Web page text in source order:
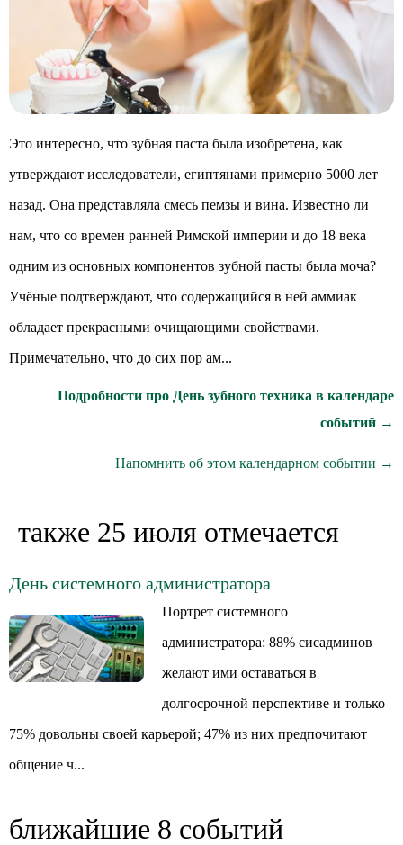
Это интересно, что зубная паста была изобретена, как
утверждают исследователи, египтянами примерно 5000 лет
назад. Она представляла смесь пемзы и вина. Известно ли
нам, что со времен ранней Римской империи и до 18 века
одним из основных компонентов зубной пасты была моча?
Учёные подтверждают, что содержащийся в ней аммиак
обладает прекрасными очищающими свойствами.
Примечательно, что до сих пор ам...
Подробности про День зубного техника в календаре
событий →
Напомнить об этом календарном событии →
также 25 июля отмечается
День системного администратора
Портрет системного
администратора: 88% сисадминов
желают ими оставаться в
долгосрочной перспективе и только
75% довольны своей карьерой; 47% из них предпочитают
общение ч...
ближайшие 8 событий